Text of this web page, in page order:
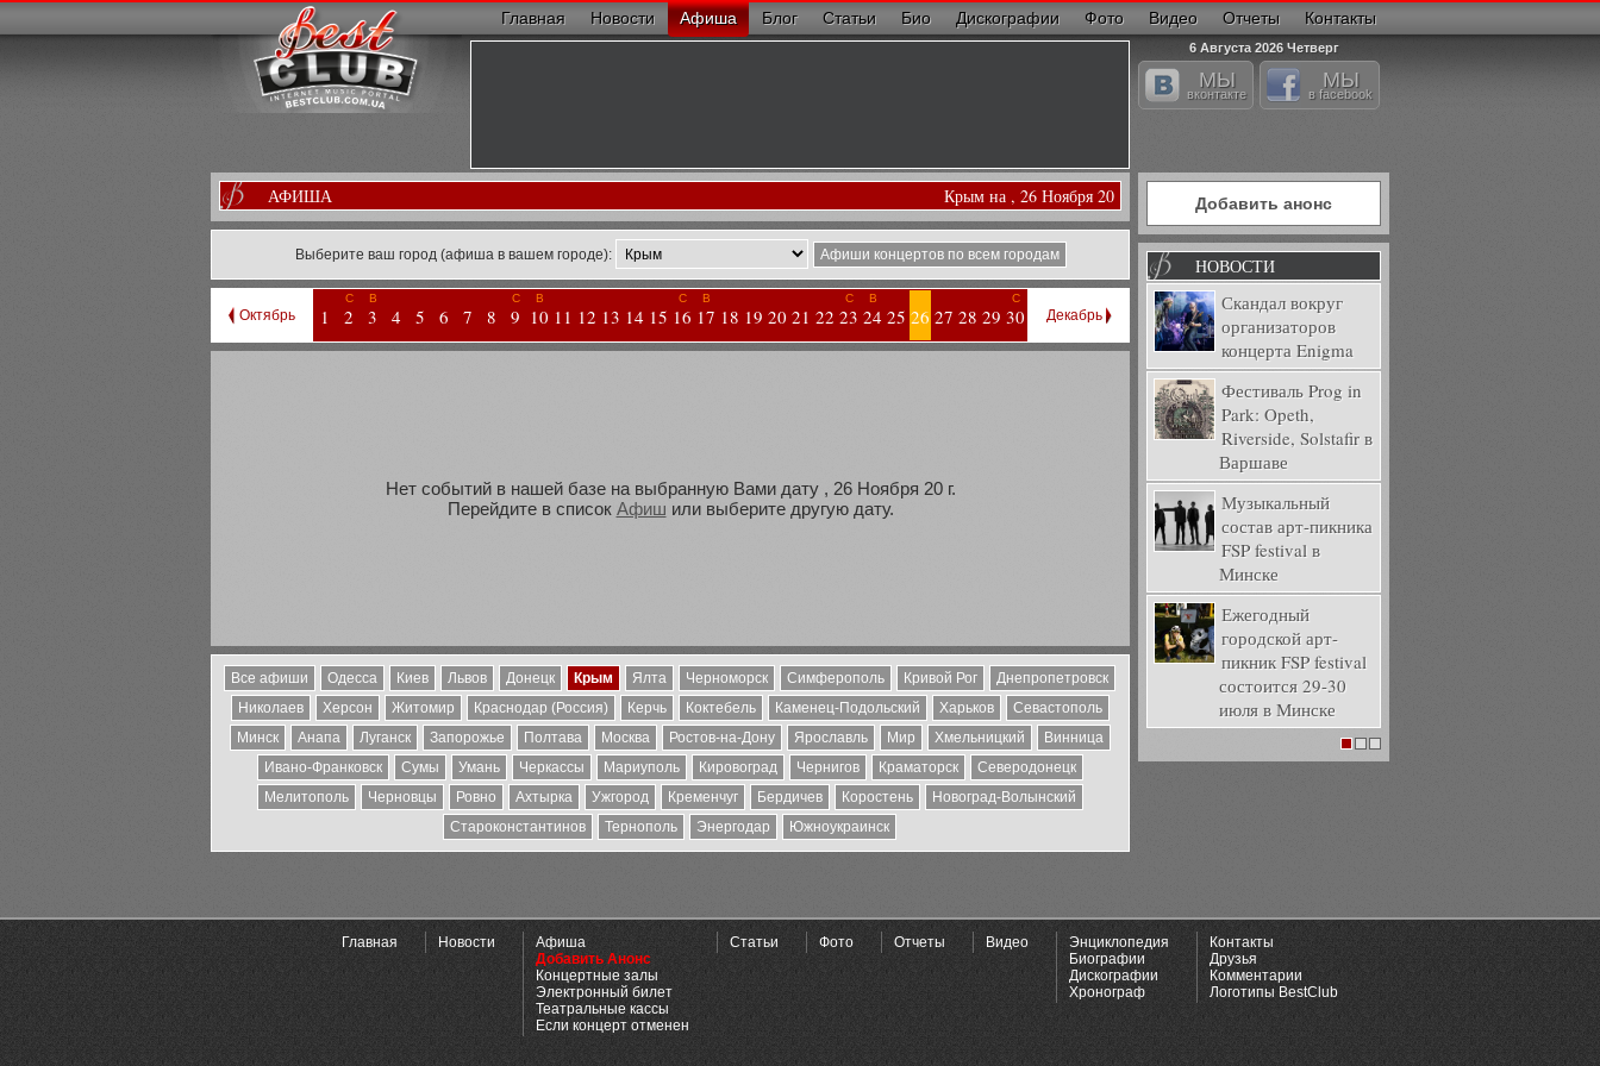
Главная Новости Афиша Блог Статьи Био Дискографии Фото Видео Отчеты Контакты
6 Августа 2026 Четверг
МЫ
вконтакте
МЫ
в facebook
АФИША Крым на , 26 Ноября 20
Выберите ваш город (афиша в вашем городе): Афиши концертов по всем городам
Октябрь 1
С
2
В
3 4 5 6 7 8
С
9
В
10 11 12 13 14 15
С
16
В
17 18 19 20 21 22
С
23
В
24 25 26 27 28 29
С
30 Декабрь
Нет событий в нашей базе на выбранную Вами дату , 26 Ноября 20 г.
Перейдите в список Афиш или выберите другую дату.
Все афиши Одесса Киев Львов Донецк Крым Ялта Черноморск Симферополь Кривой Рог
Днепропетровск
Николаев
Херсон Житомир Краснодар (Россия) Керчь Коктебель Каменец-Подольский Харьков
Севастополь
Минск
Анапа Луганск Запорожье Полтава Москва Ростов-на-Дону Ярославль Мир Хмельницкий
Винница
Ивано-Франковск
Сумы Умань Черкассы Мариуполь Кировоград Чернигов Краматорск
Северодонецк
Мелитополь
Черновцы Ровно Ахтырка Ужгород Кременчуг Бердичев Коростень
Новоград-Волынский
Староконстантинов
Тернополь Энергодар Южноукраинск
Добавить анонс
НОВОСТИ
Скандал вокруг
организаторов
концерта Enigma
Фестиваль Prog in
Park: Opeth,
Riverside, Solstafir в
Варшаве
Музыкальный
состав арт-пикника
FSP festival в
Минске
Ежегодный
городской арт-
пикник FSP festival
состоится 29-30
июля в Минске
Главная Новости
Афиша
Добавить Анонс
Концертные залы
Электронный билет
Театральные кассы
Если концерт отменен
Статьи Фото Отчеты Видео
Энциклопедия
Биографии
Дискографии
Хронограф
Контакты
Друзья
Комментарии
Логотипы BestClub